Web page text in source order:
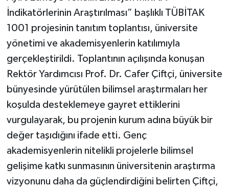
İndikatörlerinin Araştırılması” başlıklı TÜBİTAK
1001 projesinin tanıtım toplantısı, üniversite
yönetimi ve akademisyenlerin katılımıyla
gerçekleştirildi. Toplantının açılışında konuşan
Rektör Yardımcısı Prof. Dr. Cafer Çiftçi, üniversite
bünyesinde yürütülen bilimsel araştırmaları her
koşulda desteklemeye gayret ettiklerini
vurgulayarak, bu projenin kurum adına büyük bir
değer taşıdığını ifade etti. Genç
akademisyenlerin nitelikli projelerle bilimsel
gelişime katkı sunmasının üniversitenin araştırma
vizyonunu daha da güçlendirdiğini belirten Çiftçi,